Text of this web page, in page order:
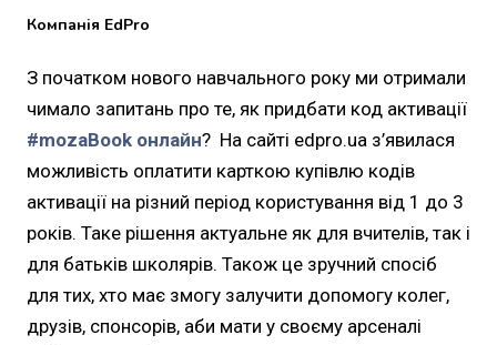
Компанія EdPro
З початком нового навчального року ми отримали
чимало запитань про те, як придбати код активації
#mozaBook онлайн? На сайті edpro.ua з’явилася
можливість оплатити карткою купівлю кодів
активації на різний період користування від 1 до 3
років. Таке рішення актуальне як для вчителів, так і
для батьків школярів. Також це зручний спосіб
для тих, хто має змогу залучити допомогу колег,
друзів, спонсорів, аби мати у своєму арсеналі